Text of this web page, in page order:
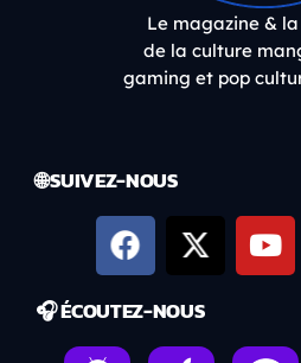
Le magazine &
de la culture
gaming et pop
🌐 SUIVEZ-NOUS
🎧 ÉCOUTEZ-NOUS